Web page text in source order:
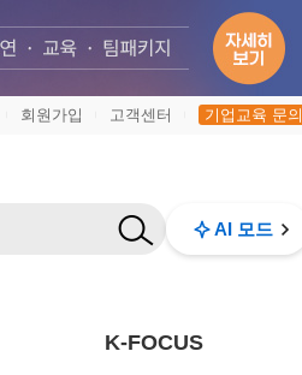
회원가입 고객센터 기업교육 문의
AI 모드
K-FOCUS